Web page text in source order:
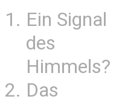
Ein Signal
des
Himmels?
Das